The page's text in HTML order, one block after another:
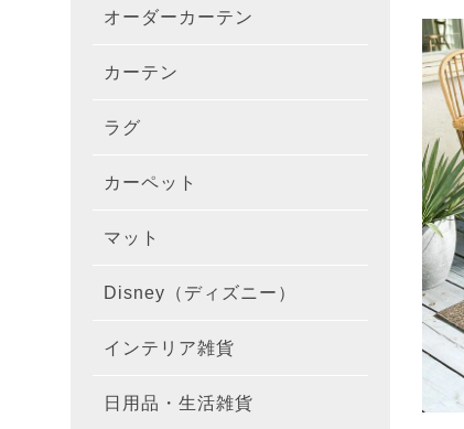
オーダーカーテン かん
カー
カ
防炎
カーテン 既
遮
厚
レ
カ
1級
防
ミラ
カ
花
モ
カ
ラグ ラ
ラ
床
防
防
防
アレ
ラ
ラ
ラ
カーペット カ
タ
カ
カ
カ
マット 玄
約
約
約
約
キ
約
約
約
マ
洗
滑り
マ
Disney（ディズニー） オ
カ
ラグ
インテリア雑貨 ク
ス
日用品・生活雑貨 キ